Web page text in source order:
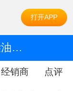
打开APP
2013款 2.8TC 手动 柴油两驱大双精英型
经销商 点评